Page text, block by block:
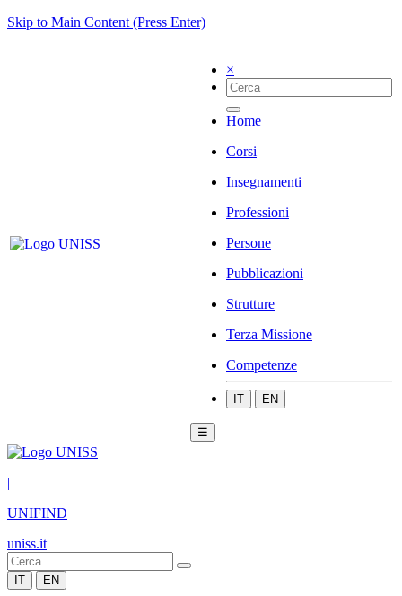
Skip to Main Content (Press Enter)
×
Home
Corsi
Insegnamenti
Professioni
Persone
Pubblicazioni
Strutture
Terza Missione
Competenze
IT EN
☰
|
UNIFIND
uniss.it
IT EN